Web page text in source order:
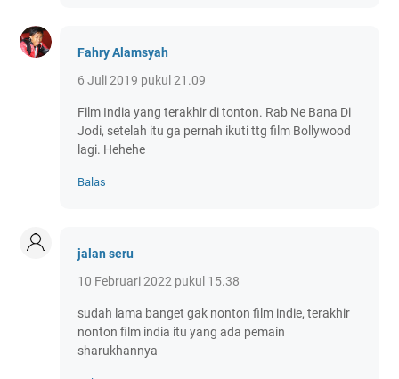
Fahry Alamsyah
6 Juli 2019 pukul 21.09
Film India yang terakhir di tonton. Rab Ne Bana Di
Jodi, setelah itu ga pernah ikuti ttg film Bollywood
lagi. Hehehe
Balas
jalan seru
10 Februari 2022 pukul 15.38
sudah lama banget gak nonton film indie, terakhir
nonton film india itu yang ada pemain
sharukhannya